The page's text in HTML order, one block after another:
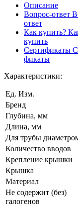
Описание
Вопрос-ответ
ответ
Как купить?
купить
Сертификаты
фикаты
Характеристики:
Ед. Изм.
Бренд
Глубина, мм
Длина, мм
Для трубы
Количество вводов
Крепление крышки
Крышка
Материал
Не содержит (без)
галогенов